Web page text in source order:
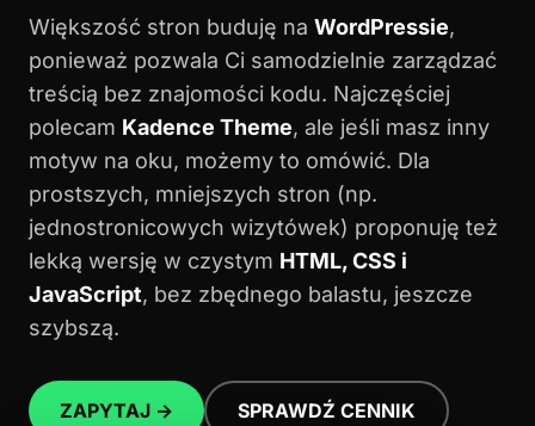
Większość stron buduję na WordPressie,
ponieważ pozwala Ci samodzielnie zarządzać
treścią bez znajomości kodu. Najczęściej
polecam Kadence Theme, ale jeśli masz inny
motyw na oku, możemy to omówić. Dla
prostszych, mniejszych stron (np.
jednostronicowych wizytówek) proponuję też
lekką wersję w czystym HTML, CSS i
JavaScript, bez zbędnego balastu, jeszcze
szybszą.
ZAPYTAJ → SPRAWDŹ CENNIK